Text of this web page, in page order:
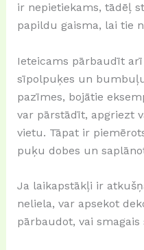
ir nepietiekams, tādēļ
papildu gaisma, lai tie
Ieteicams pārbaudīt arī
sīpolpuķes un
pazīmes, bojātie
var pārstādīt, apgriezt
vietu. Tāpat ir
puķu dobes un
Ja laikapstākļi ir
neliela, var apsekot
pārbaudot, vai